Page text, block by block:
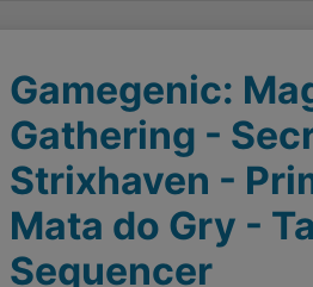
Gamegenic:
Gathering -
Strixhaven -
Mata do Gry -
Sequencer